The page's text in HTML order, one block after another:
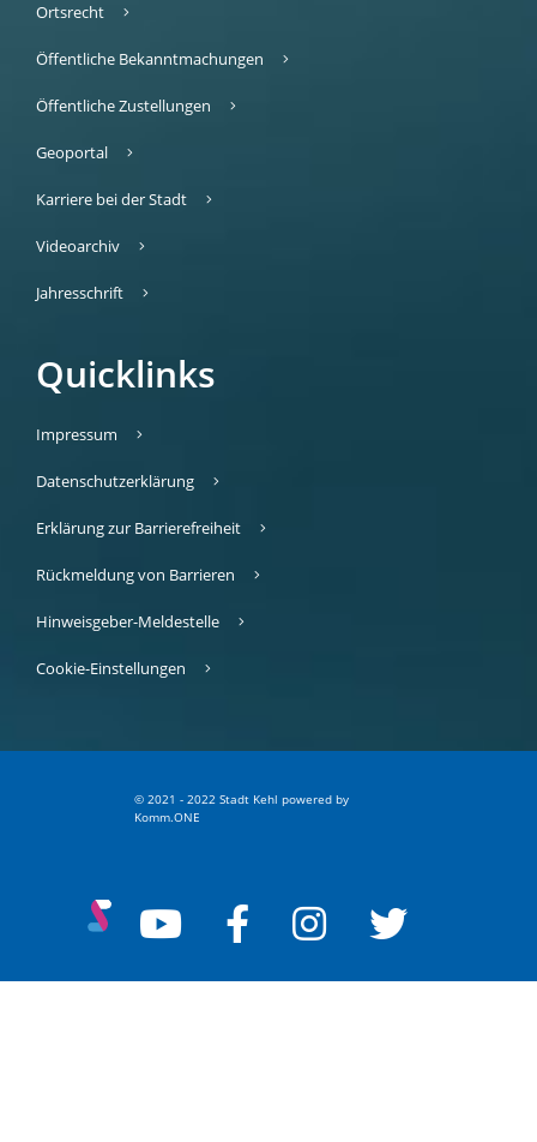
Ortsrecht
Öffentliche Bekanntmachungen
Öffentliche Zustellungen
Geoportal
Karriere bei der Stadt
Videoarchiv
Jahresschrift
Quicklinks
Impressum
Datenschutzerklärung
Erklärung zur Barrierefreiheit
Rückmeldung von Barrieren
Hinweisgeber-Meldestelle
Cookie-Einstellungen
© 2021 - 2022 Stadt Kehl powered by
Komm.ONE